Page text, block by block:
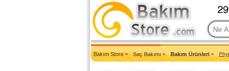
2007'den Beri Türkiye'nin En Güncel Bakım Ürünleri Eczane Sitesi
Bakım Store» Saç Bakımı» Bakım Ürünleri »